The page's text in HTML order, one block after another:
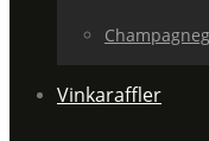
Vinkaraffler